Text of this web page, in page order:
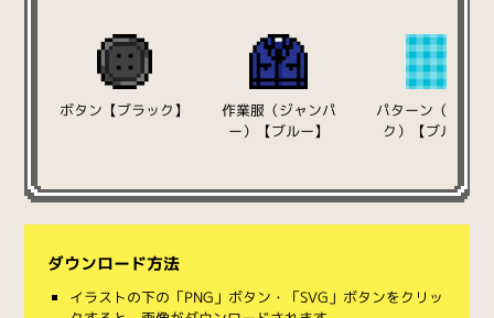
ボタン【ブラック】
作業服（ジャンパ
ー）【ブルー】
パターン（チェッ
ク）【ブルー】
ダウンロード方法
イラストの下の「PNG」ボタン・「SVG」ボタンをクリッ